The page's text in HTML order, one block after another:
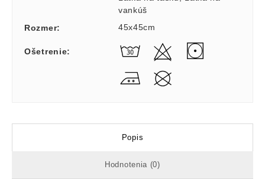
vankúš
Rozmer: 45x45cm
Ošetrenie:
Popis
Hodnotenia (0)